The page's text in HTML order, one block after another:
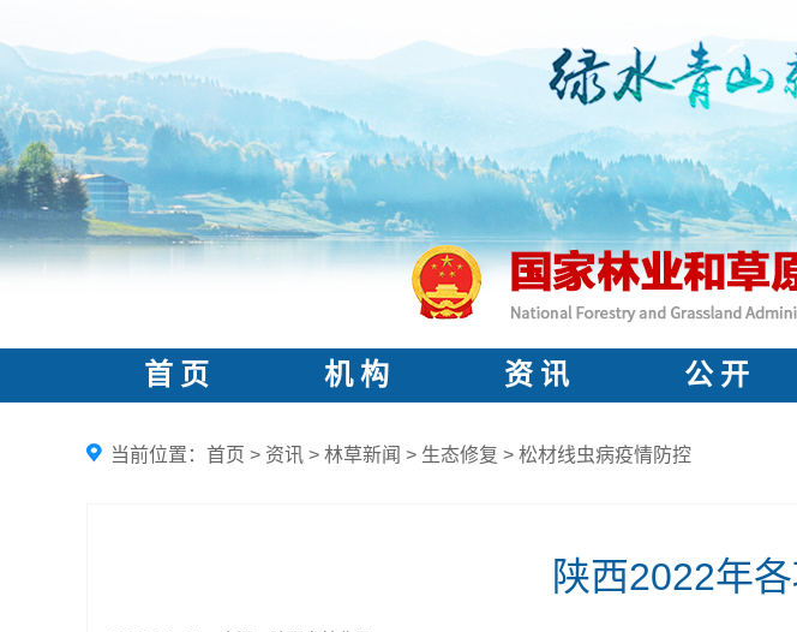
首 页 机 构 资 讯 公 开
当前位置： 首页 > 资讯 > 林草新闻 > 生态修复 > 松材线虫病疫情防控
陕西2022年